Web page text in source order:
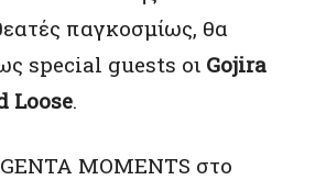
παγκοσμίως, θα
special guests οι Gojira
Loose.
MOMENTS στο